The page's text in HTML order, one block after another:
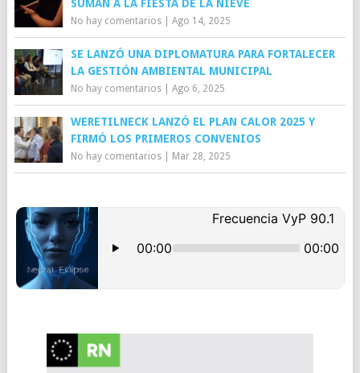
SUMAN A LA FIESTA DE LA NIEVE
No hay comentarios| Ago 14, 2025
SE LANZÓ UNA DIPLOMATURA PARA FORTALECER
LA GESTIÓN AMBIENTAL MUNICIPAL
No hay comentarios| Ago 6, 2025
WERETILNECK LANZÓ EL PLAN CALOR 2025 Y
FIRMÓ LOS PRIMEROS CONVENIOS
No hay comentarios| Mar 28, 2025